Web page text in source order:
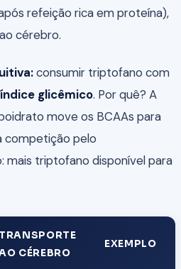
refeição rica em proteína),
cérebro.
consumir triptofano com
glicêmico. Por quê? A
move os BCAAs para
competição pelo
mais triptofano disponível para
TRANSPORTE
CÉREBRO
EXEMPLO